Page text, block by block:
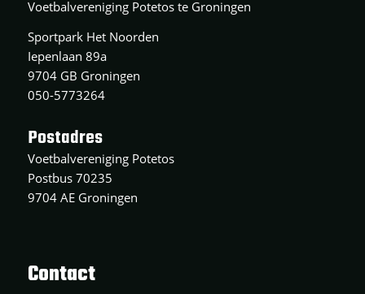
Voetbalvereniging Potetos te Groningen
Sportpark Het Noorden
Iepenlaan 89a
9704 GB Groningen
050-5773264
Postadres
Voetbalvereniging Potetos
Postbus 70235
9704 AE Groningen
Contact